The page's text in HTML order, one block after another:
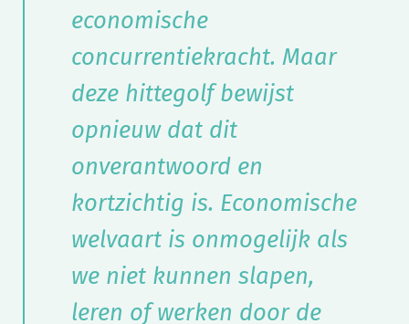
economische
concurrentiekracht. Maar
deze hittegolf bewijst
opnieuw dat dit
onverantwoord en
kortzichtig is. Economische
welvaart is onmogelijk als
we niet kunnen slapen,
leren of werken door de